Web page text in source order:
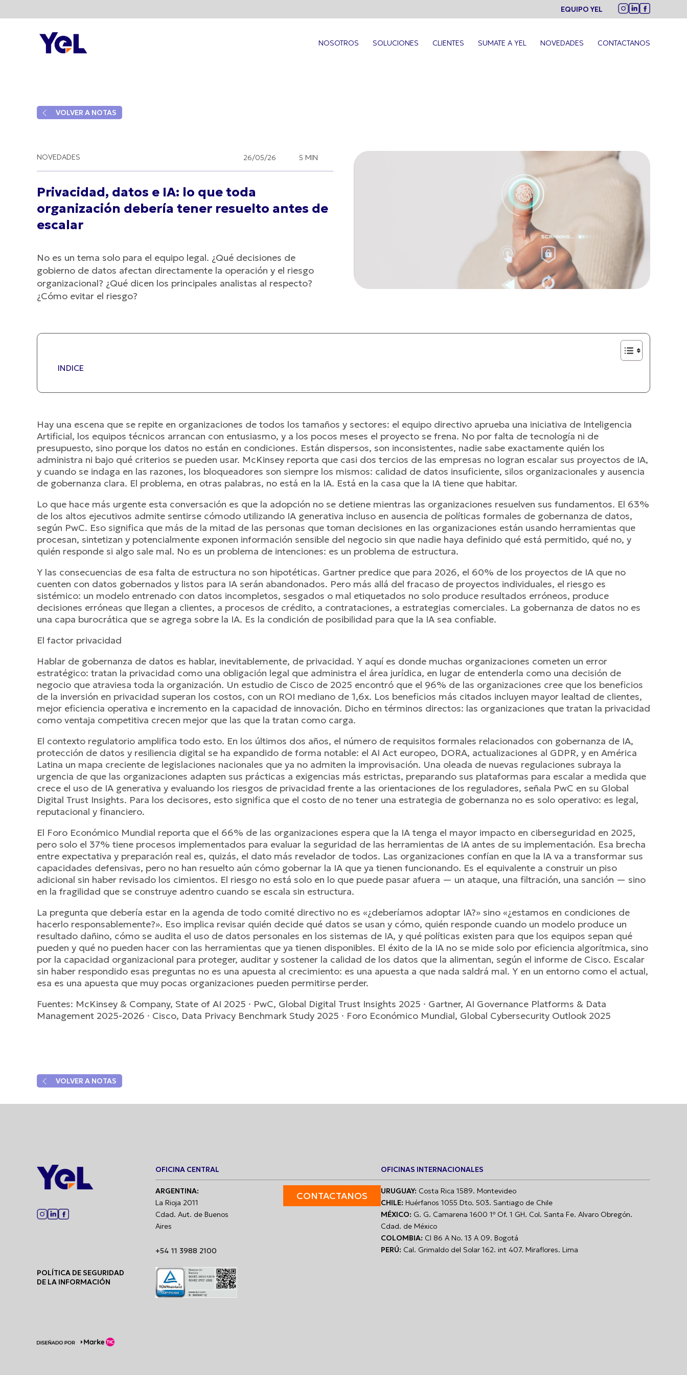
EQUIPO YEL
NOSOTROS SOLUCIONES CLIENTES SUMATE A YEL NOVEDADES CONTACTANOS
arrow_back_ios VOLVER A NOTAS
NOVEDADES 26/05/26 5 MIN
Privacidad, datos e IA: lo que toda
organización debería tener resuelto antes de
escalar
No es un tema solo para el equipo legal. ¿Qué decisiones de
gobierno de datos afectan directamente la operación y el riesgo
organizacional? ¿Qué dicen los principales analistas al respecto?
¿Cómo evitar el riesgo?
INDICE
Hay una escena que se repite en organizaciones de todos los tamaños y sectores: el equipo directivo aprueba una iniciativa de Inteligencia
Artificial, los equipos técnicos arrancan con entusiasmo, y a los pocos meses el proyecto se frena. No por falta de tecnología ni de
presupuesto, sino porque los datos no están en condiciones. Están dispersos, son inconsistentes, nadie sabe exactamente quién los
administra ni bajo qué criterios se pueden usar. McKinsey reporta que casi dos tercios de las empresas no logran escalar sus proyectos de IA,
y cuando se indaga en las razones, los bloqueadores son siempre los mismos: calidad de datos insuficiente, silos organizacionales y ausencia
de gobernanza clara. El problema, en otras palabras, no está en la IA. Está en la casa que la IA tiene que habitar.
Lo que hace más urgente esta conversación es que la adopción no se detiene mientras las organizaciones resuelven sus fundamentos. El 63%
de los altos ejecutivos admite sentirse cómodo utilizando IA generativa incluso en ausencia de políticas formales de gobernanza de datos,
según PwC. Eso significa que más de la mitad de las personas que toman decisiones en las organizaciones están usando herramientas que
procesan, sintetizan y potencialmente exponen información sensible del negocio sin que nadie haya definido qué está permitido, qué no, y
quién responde si algo sale mal. No es un problema de intenciones: es un problema de estructura.
Y las consecuencias de esa falta de estructura no son hipotéticas. Gartner predice que para 2026, el 60% de los proyectos de IA que no
cuenten con datos gobernados y listos para IA serán abandonados. Pero más allá del fracaso de proyectos individuales, el riesgo es
sistémico: un modelo entrenado con datos incompletos, sesgados o mal etiquetados no solo produce resultados erróneos, produce
decisiones erróneas que llegan a clientes, a procesos de crédito, a contrataciones, a estrategias comerciales. La gobernanza de datos no es
una capa burocrática que se agrega sobre la IA. Es la condición de posibilidad para que la IA sea confiable.
El factor privacidad
Hablar de gobernanza de datos es hablar, inevitablemente, de privacidad. Y aquí es donde muchas organizaciones cometen un error
estratégico: tratan la privacidad como una obligación legal que administra el área jurídica, en lugar de entenderla como una decisión de
negocio que atraviesa toda la organización. Un estudio de Cisco de 2025 encontró que el 96% de las organizaciones cree que los beneficios
de la inversión en privacidad superan los costos, con un ROI mediano de 1,6x. Los beneficios más citados incluyen mayor lealtad de clientes,
mejor eficiencia operativa e incremento en la capacidad de innovación. Dicho en términos directos: las organizaciones que tratan la privacidad
como ventaja competitiva crecen mejor que las que la tratan como carga.
El contexto regulatorio amplifica todo esto. En los últimos dos años, el número de requisitos formales relacionados con gobernanza de IA,
protección de datos y resiliencia digital se ha expandido de forma notable: el AI Act europeo, DORA, actualizaciones al GDPR, y en América
Latina un mapa creciente de legislaciones nacionales que ya no admiten la improvisación. Una oleada de nuevas regulaciones subraya la
urgencia de que las organizaciones adapten sus prácticas a exigencias más estrictas, preparando sus plataformas para escalar a medida que
crece el uso de IA generativa y evaluando los riesgos de privacidad frente a las orientaciones de los reguladores, señala PwC en su Global
Digital Trust Insights. Para los decisores, esto significa que el costo de no tener una estrategia de gobernanza no es solo operativo: es legal,
reputacional y financiero.
El Foro Económico Mundial reporta que el 66% de las organizaciones espera que la IA tenga el mayor impacto en ciberseguridad en 2025,
pero solo el 37% tiene procesos implementados para evaluar la seguridad de las herramientas de IA antes de su implementación. Esa brecha
entre expectativa y preparación real es, quizás, el dato más revelador de todos. Las organizaciones confían en que la IA va a transformar sus
capacidades defensivas, pero no han resuelto aún cómo gobernar la IA que ya tienen funcionando. Es el equivalente a construir un piso
adicional sin haber revisado los cimientos. El riesgo no está solo en lo que puede pasar afuera — un ataque, una filtración, una sanción — sino
en la fragilidad que se construye adentro cuando se escala sin estructura.
La pregunta que debería estar en la agenda de todo comité directivo no es «¿deberíamos adoptar IA?» sino «¿estamos en condiciones de
hacerlo responsablemente?». Eso implica revisar quién decide qué datos se usan y cómo, quién responde cuando un modelo produce un
resultado dañino, cómo se audita el uso de datos personales en los sistemas de IA, y qué políticas existen para que los equipos sepan qué
pueden y qué no pueden hacer con las herramientas que ya tienen disponibles. El éxito de la IA no se mide solo por eficiencia algorítmica, sino
por la capacidad organizacional para proteger, auditar y sostener la calidad de los datos que la alimentan, según el informe de Cisco. Escalar
sin haber respondido esas preguntas no es una apuesta al crecimiento: es una apuesta a que nada saldrá mal. Y en un entorno como el actual,
esa es una apuesta que muy pocas organizaciones pueden permitirse perder.
Fuentes: McKinsey & Company, State of AI 2025 · PwC, Global Digital Trust Insights 2025 · Gartner, AI Governance Platforms & Data
Management 2025-2026 · Cisco, Data Privacy Benchmark Study 2025 · Foro Económico Mundial, Global Cybersecurity Outlook 2025
arrow_back_ios VOLVER A NOTAS
POLÍTICA DE SEGURIDAD
DE LA INFORMACIÓN
OFICINA CENTRAL
ARGENTINA:
La Rioja 2011
Cdad. Aut. de Buenos
Aires
+54 11 3988 2100
CONTACTANOS
OFICINAS INTERNACIONALES
URUGUAY: Costa Rica 1589. Montevideo
CHILE: Huérfanos 1055 Dto. 503. Santiago de Chile
MÉXICO: G. G. Camarena 1600 1º Of. 1 GH. Col. Santa Fe. Alvaro Obregón.
Cdad. de México
COLOMBIA: CI 86 A No. 13 A 09. Bogotá
PERÚ: Cal. Grimaldo del Solar 162. int 407. Miraflores. Lima